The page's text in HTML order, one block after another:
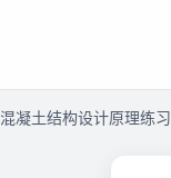
混凝土结构设计原理练习